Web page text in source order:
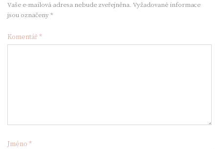
Vaše e-mailová adresa nebude zveřejněna. Vyžadované informace
jsou označeny*
Komentář*
Jméno *